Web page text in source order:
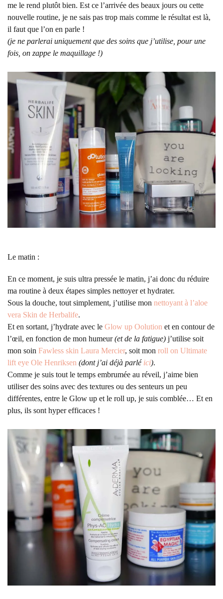
me le rend plutôt bien. Est ce l’arrivée des beaux jours ou cette
nouvelle routine, je ne sais pas trop mais comme le résultat est là,
il faut que l’on en parle !
(je ne parlerai uniquement que des soins que j’utilise, pour une
fois, on zappe le maquillage !)
Le matin :
En ce moment, je suis ultra pressée le matin, j’ai donc du réduire
ma routine à deux étapes simples nettoyer et hydrater.
Sous la douche, tout simplement, j’utilise mon nettoyant à l’aloe
vera Skin de Herbalife.
Et en sortant, j’hydrate avec le Glow up Oolution et en contour de
l’œil, en fonction de mon humeur(et de la fatigue) j’utilise soit
mon soin Fawless skin Laura Mercier, soit mon roll on Ultimate
lift eye Ole Henriksen (dont j’ai déjà parlé ici).
Comme je suis tout le temps embrumée au réveil, j’aime bien
utiliser des soins avec des textures ou des senteurs un peu
différentes, entre le Glow up et le roll up, je suis comblée… Et en
plus, ils sont hyper efficaces !